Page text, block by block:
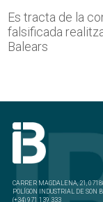
Es tracta de la
falsificada
Balears
CARRER MAGDALENA, 21,
POLÍGON INDUSTRIAL DE SON
(+34) 971 139 333